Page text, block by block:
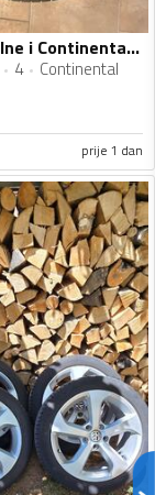
Borbet felne i Continental gume
4 Continental
prije 1 dan